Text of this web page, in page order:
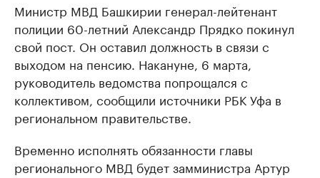
Министр МВД Башкирии генерал-лейтенант
полиции 60-летний Александр Прядко покинул
свой пост. Он оставил должность в связи с
выходом на пенсию. Накануне, 6 марта,
руководитель ведомства попрощался с
коллективом, сообщили источники РБК Уфа в
региональном правительстве.
Временно исполнять обязанности главы
регионального МВД будет замминистра Артур